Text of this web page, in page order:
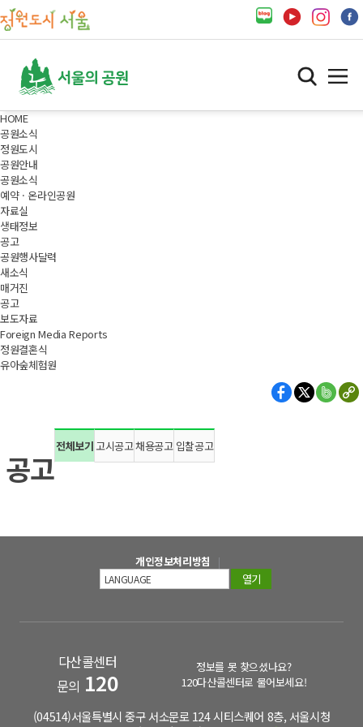
HOME
공원소식
정원도시
공원안내
공원소식
예약 · 온라인공원
자료실
생태정보
공고
공원행사달력
새소식
매거진
공고
보도자료
Foreign Media Reports
정원결혼식
유아숲체험원
공고
전체보기 고시공고채용공고 입찰공고
개인정보처리방침
열기
다산콜센터
문의 120
정보를 못 찾으셨나요?
120다산콜센터로 물어보세요!
(04514)서울특별시 중구 서소문로 124 시티스퀘어 8층, 서울시청